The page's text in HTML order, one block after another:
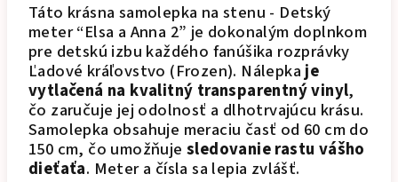
Táto krásna samolepka na stenu - Detský
meter “Elsa a Anna 2” je dokonalým doplnkom
pre detskú izbu každého fanúšika rozprávky
Ľadové kráľovstvo (Frozen). Nálepka je
vytlačená na kvalitný transparentný vinyl,
čo zaručuje jej odolnosť a dlhotrvajúcu krásu.
Samolepka obsahuje meraciu časť od 60 cm do
150 cm, čo umožňuje sledovanie rastu vášho
dieťaťa. Meter a čísla sa lepia zvlášť.